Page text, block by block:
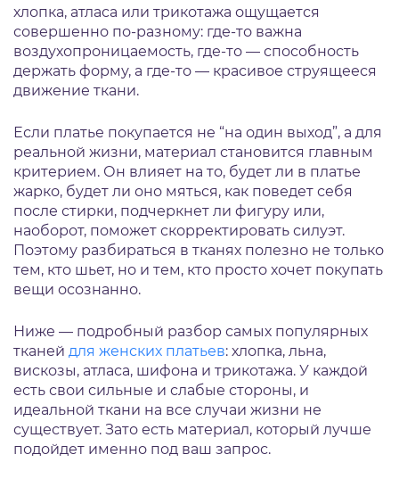
хлопка, атласа или трикотажа ощущается
совершенно по-разному: где-то важна
воздухопроницаемость, где-то — способность
держать форму, а где-то — красивое струящееся
движение ткани.
Если платье покупается не “на один выход”, а для
реальной жизни, материал становится главным
критерием. Он влияет на то, будет ли в платье
жарко, будет ли оно мяться, как поведет себя
после стирки, подчеркнет ли фигуру или,
наоборот, поможет скорректировать силуэт.
Поэтому разбираться в тканях полезно не только
тем, кто шьет, но и тем, кто просто хочет покупать
вещи осознанно.
Ниже — подробный разбор самых популярных
тканей для женских платьев: хлопка, льна,
вискозы, атласа, шифона и трикотажа. У каждой
есть свои сильные и слабые стороны, и
идеальной ткани на все случаи жизни не
существует. Зато есть материал, который лучше
подойдет именно под ваш запрос.